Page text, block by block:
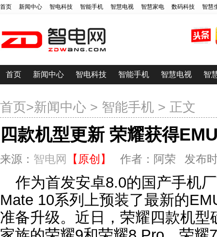
首页 新闻中心 智电科技 智能手机 智慧电视 智慧家电 数码科技 智慧
首页 新闻中心 智电科技 智能手机 智慧电视 智
首页>新闻中心 > 智能手机 > 正文
四款机型更新 荣耀获得
来源： 智电网 【原创】 作者：阿荣 发布
作为首发安卓8.0的国产手机
Mate 10系列上预装了最新的
准备升级。近日，荣耀四款机